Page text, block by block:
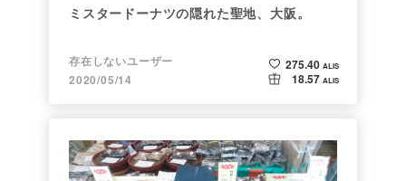
ミスタードーナツの隠れた聖地、大阪。
存在しないユーザー
2020/05/14
275.40 ALIS
18.57 ALIS